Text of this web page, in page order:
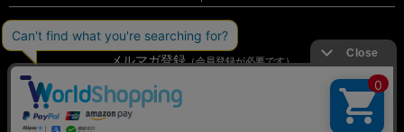
メルマガ登録（会員登録が必要です）
OFFICIAL SNS